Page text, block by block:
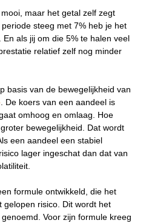
maar het getal zelf zegt
steeg met 7% heb je het
als jij om die 5% te halen veel
relatief zelf nog minder
basis van de bewegelijkheid van
. De koers van een aandeel is
omhoog en omlaag. Hoe
bewegelijkheid. Dat wordt
een aandeel een stabiel
lager ingeschat dan dat van
formule ontwikkeld, die het
risico. Dit wordt het
Voor zijn formule kreeg
opzoeken?
van een beleggingsterm
vraag die je graag
We helpen je graag een